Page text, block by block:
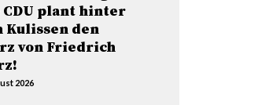
CDU plant hinter
Kulissen den
von Friedrich
2026